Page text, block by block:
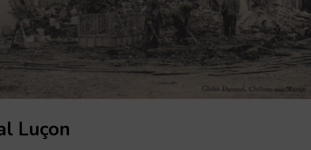
Luçon